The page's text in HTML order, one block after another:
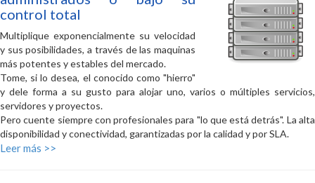
control total
Multiplique exponencialmente su velocidad
y sus posibilidades, a través de las maquinas
más potentes y estables del mercado.
Tome, si lo desea, el conocido como "hierro"
y dele forma a su gusto para alojar uno, varios o múltiples servicios,
servidores y proyectos.
Pero cuente siempre con profesionales para "lo que está detrás". La alta
disponibilidad y conectividad, garantizadas por la calidad y por SLA.
Leer más >>